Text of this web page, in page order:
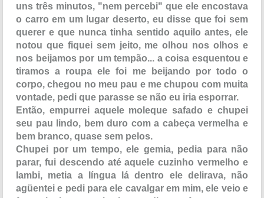
uns três minutos, "nem percebi" que ele encostava
o carro em um lugar deserto, eu disse que foi sem
querer e que nunca tinha sentido aquilo antes, ele
notou que fiquei sem jeito, me olhou nos olhos e
nos beijamos por um tempão... a coisa esquentou e
tiramos a roupa ele foi me beijando por todo o
corpo, chegou no meu pau e me chupou com muita
vontade, pedi que parasse se não eu iria esporrar.
Então, empurrei aquele moleque safado e chupei
seu pau lindo, bem duro com a cabeça vermelha e
bem branco, quase sem pelos.
Chupei por um tempo, ele gemia, pedia para não
parar, fui descendo até aquele cuzinho vermelho e
lambi, metia a língua lá dentro ele delirava, não
agüentei e pedi para ele cavalgar em mim, ele veio e